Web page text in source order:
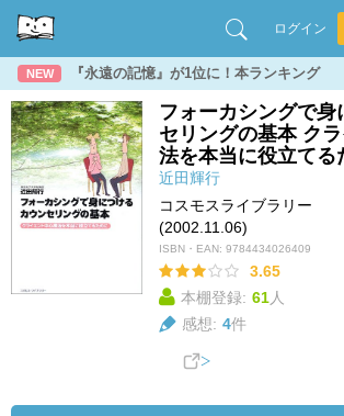
ログイン
NEW 『永遠の記憶』が1位に！本ランキング
フォーカシングで
セリングの基本 ク
法を本当に役立てる
近田輝行
コスモスライブラリー
(2002.11.06)
ISBN・EAN: 9784434026409
3.65
本棚登録: 61人
感想: 4件